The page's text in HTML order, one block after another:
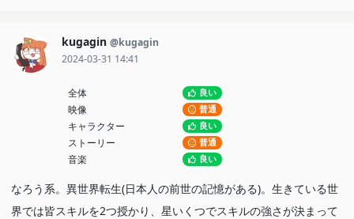
kugagin @kugagin
2024-03-31 14:41
全体 良い
映像 普通
キャラクター 良い
ストーリー 普通
音楽 良い
なろう系。異世界転生(日本人の前世の記憶がある)。生きている世
界では皆スキルを2つ授かり、星いくつでスキルの強さが決まって